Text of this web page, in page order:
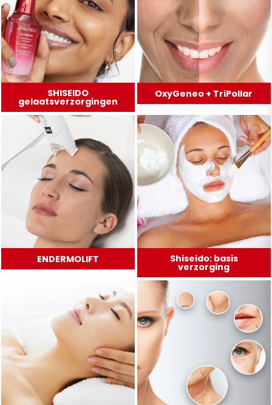
SHISEIDO
gelaatsverzorgingen
OxyGeneo + TriPollar
ENDERMOLIFT Shiseido: basis
verzorging